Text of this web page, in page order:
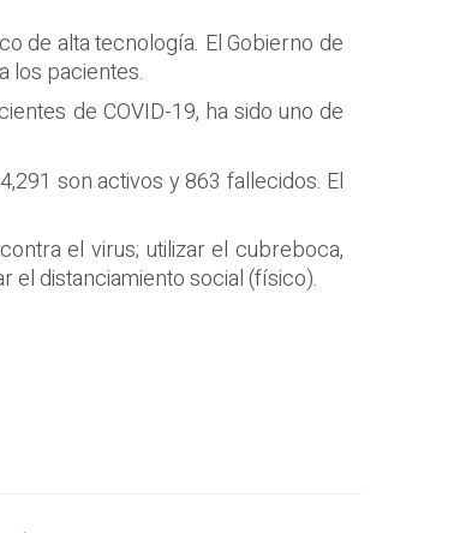
de alta tecnología. El Gobierno de
los pacientes.
de COVID-19, ha sido uno de
son activos y 863 fallecidos. El
el virus; utilizar el cubreboca,
el distanciamiento social (físico).